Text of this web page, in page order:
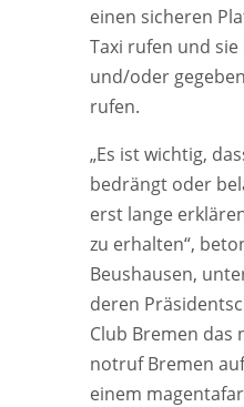
einen sicheren
Taxi rufen und
und/oder
rufen.
„Es ist wichtig,
bedrängt oder
erst lange
zu erhalten“,
Beushausen,
deren
Club Bremen das
notruf Bremen
einem